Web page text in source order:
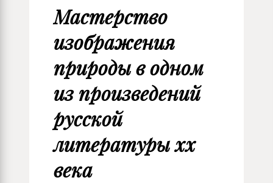
Мастерство
изображения
природы в одном
из произведений
русской
литературы xx
века